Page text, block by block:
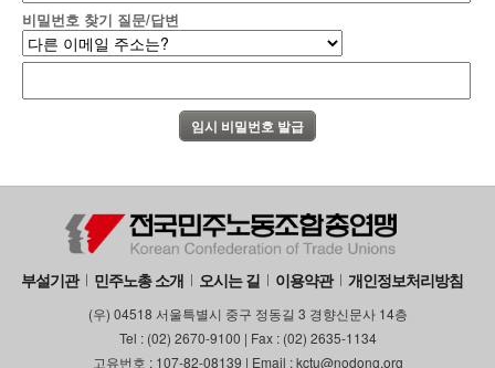
비밀번호 찾기 질문/답변
부설기관 민주노총 소개 오시는 길 이용약관 개인정보처리방침
(우) 04518 서울특별시 중구 정동길 3 경향신문사 14층
Tel : (02) 2670-9100 | Fax : (02) 2635-1134
고유번호 : 107-82-08139 | Email : kctu@nodong.org